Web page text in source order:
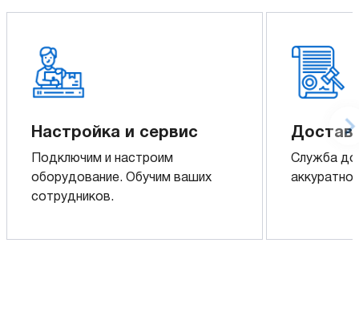
Настройка и сервис
Подключим и настроим
оборудование. Обучим ваших
сотрудников.
Служба
аккуратно